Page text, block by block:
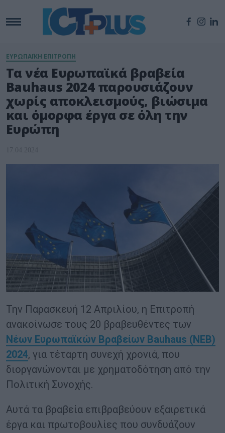
ΕΥΡΩΠΑΪΚΗ ΕΠΙΤΡΟΠΗ
Τα νέα Ευρωπαϊκά βραβεία
Bauhaus 2024 παρουσιάζουν
χωρίς αποκλεισμούς, βιώσιμα
και όμορφα έργα σε όλη την
Ευρώπη
17.04.2024
Την Παρασκευή 12 Απριλίου, η Επιτροπή
ανακοίνωσε τους 20 βραβευθέντες των
Νέων Ευρωπαϊκών Βραβείων Bauhaus (NEB)
2024, για τέταρτη συνεχή χρονιά, που
διοργανώνονται με χρηματοδότηση από την
Πολιτική Συνοχής.
Αυτά τα βραβεία επιβραβεύουν εξαιρετικά
έργα και πρωτοβουλίες που συνδυάζουν